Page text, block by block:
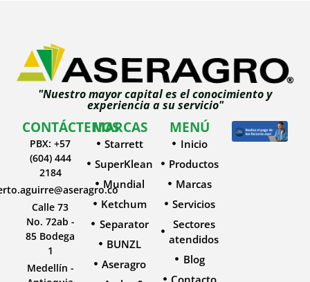
"Nuestro mayor capital es el conocimiento y
experiencia a su servicio"
CONTÁCTENOS
PBX: +57
(604) 444
2184
Calle 73
No. 72ab -
85 Bodega
1
Medellín -
MARCAS
Starrett
SuperKlean
Mundial
Ketchum
Separator
BUNZL
Aseragro
MENÚ
Inicio
Productos
Marcas
Servicios
Sectores
atendidos
Blog
Contacto